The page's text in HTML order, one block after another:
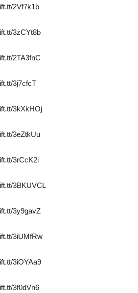
2Vf7k1b
3zCYt8b
2TA3fnC
3j7cfcT
3kXkHOj
3eZtkUu
3rCcK2i
3BKUVCL
3y9gavZ
3iUMfRw
3iOYAa9
3f0dVn6